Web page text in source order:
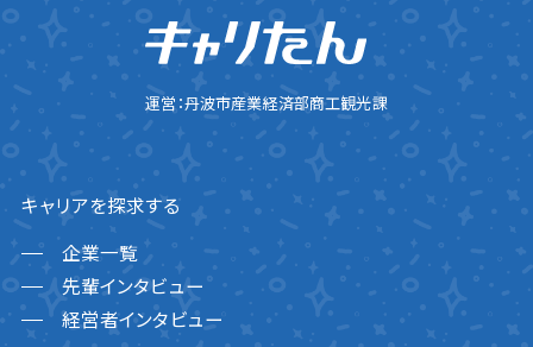
運営：丹波市産業経済部商工観光課
キャリアを探求する
企業一覧
先輩インタビュー
経営者インタビュー